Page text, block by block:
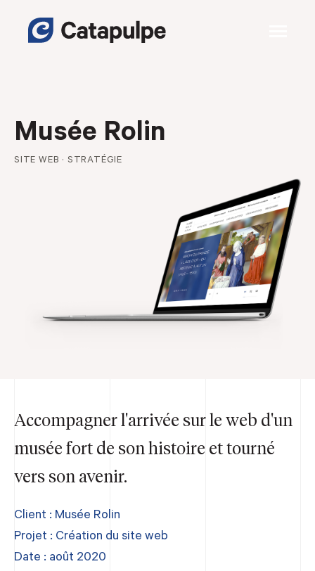
Musée Rolin
SITE WEB · STRATÉGIE
Accompagner l'arrivée sur le web d'un
musée fort de son histoire et tourné
vers son avenir.
Client : Musée Rolin
Projet : Création du site web
Date : août 2020